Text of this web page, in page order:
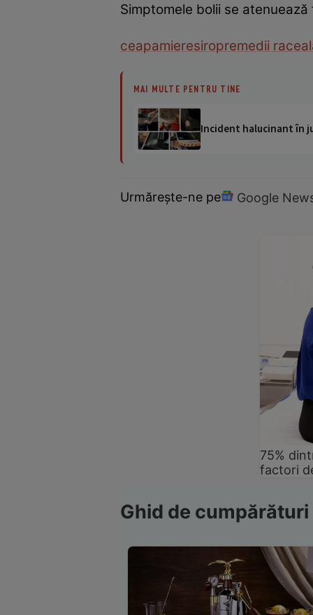
Simptomele bolii se
ceapamieresiropremedii
MAI MULTE PENTRU TINE
Incident halucinant în
Urmărește-ne pe Google
75%
factori
Ghid de cumpărături